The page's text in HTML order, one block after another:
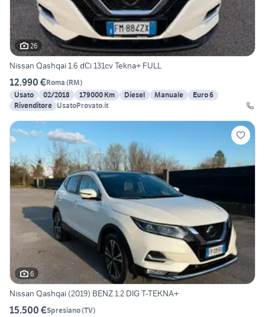
26
Nissan Qashqai 1.6 dCi 131cv Tekna+ FULL
12.990 €Roma (RM)
Usato
02/2018 179000 Km Diesel Manuale
Euro 6
Rivenditore UsatoProvato.it
6
Nissan Qashqai (2019) BENZ 1.2 DIG T-TEKNA+
15.500 €Spresiano(TV)